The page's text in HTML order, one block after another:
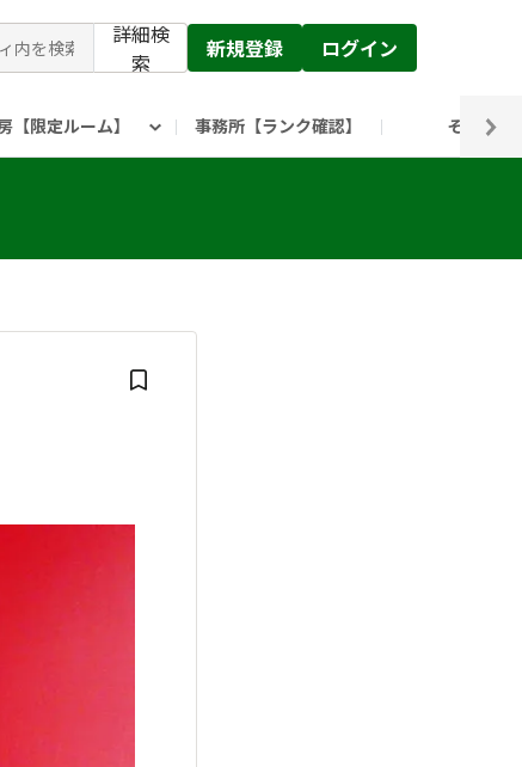
詳細検
索
新規登録 ログイン
【限定ルーム】 事務所【ランク確認】 その他
クルスホールディングスHP